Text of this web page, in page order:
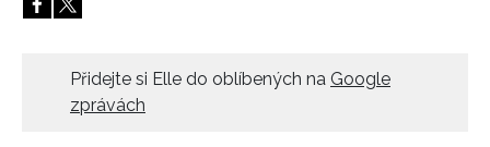
Přidejte si Elle do oblíbených na Google
zprávách